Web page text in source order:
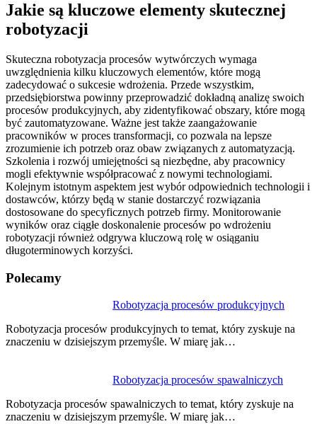
Jakie są kluczowe elementy skutecznej
robotyzacji
Skuteczna robotyzacja procesów wytwórczych wymaga
uwzględnienia kilku kluczowych elementów, które mogą
zadecydować o sukcesie wdrożenia. Przede wszystkim,
przedsiębiorstwa powinny przeprowadzić dokładną analizę swoich
procesów produkcyjnych, aby zidentyfikować obszary, które mogą
być zautomatyzowane. Ważne jest także zaangażowanie
pracowników w proces transformacji, co pozwala na lepsze
zrozumienie ich potrzeb oraz obaw związanych z automatyzacją.
Szkolenia i rozwój umiejętności są niezbędne, aby pracownicy
mogli efektywnie współpracować z nowymi technologiami.
Kolejnym istotnym aspektem jest wybór odpowiednich technologii i
dostawców, którzy będą w stanie dostarczyć rozwiązania
dostosowane do specyficznych potrzeb firmy. Monitorowanie
wyników oraz ciągłe doskonalenie procesów po wdrożeniu
robotyzacji również odgrywa kluczową rolę w osiąganiu
długoterminowych korzyści.
Polecamy
Robotyzacja procesów produkcyjnych
Robotyzacja procesów produkcyjnych to temat, który zyskuje na
znaczeniu w dzisiejszym przemyśle. W miarę jak…
Robotyzacja procesów spawalniczych
Robotyzacja procesów spawalniczych to temat, który zyskuje na
znaczeniu w dzisiejszym przemyśle. W miarę jak…
wpisu